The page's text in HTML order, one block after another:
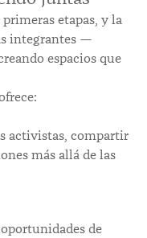
etapas, y la
integrantes —
espacios que
activistas, compartir
más allá de las
de